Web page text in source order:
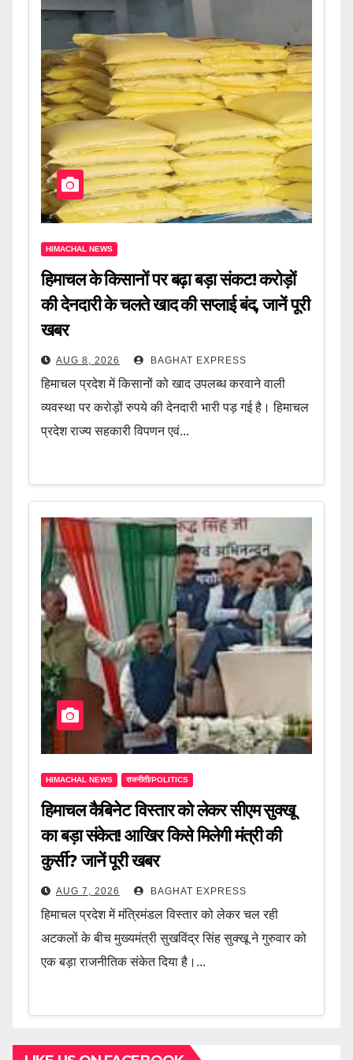
HIMACHAL NEWS
हिमाचल के किसानों पर बढ़ा बड़ा संकट! करोड़ों
की देनदारी के चलते खाद की सप्लाई बंद, जानें पूरी
खबर
AUG 8, 2026 BAGHAT EXPRESS
हिमाचल प्रदेश में किसानों को खाद उपलब्ध करवाने वाली
व्यवस्था पर करोड़ों रुपये की देनदारी भारी पड़ गई है। हिमाचल
प्रदेश राज्य सहकारी विपणन एवं...
HIMACHAL NEWS राजनीती/POLITICS
हिमाचल कैबिनेट विस्तार को लेकर सीएम सुक्खू
का बड़ा संकेत! आखिर किसे मिलेगी मंत्री की
कुर्सी? जानें पूरी खबर
AUG 7, 2026 BAGHAT EXPRESS
हिमाचल प्रदेश में मंत्रिमंडल विस्तार को लेकर चल रही
अटकलों के बीच मुख्यमंत्री सुखविंद्र सिंह सुक्खू ने गुरुवार को
एक बड़ा राजनीतिक संकेत दिया है।...